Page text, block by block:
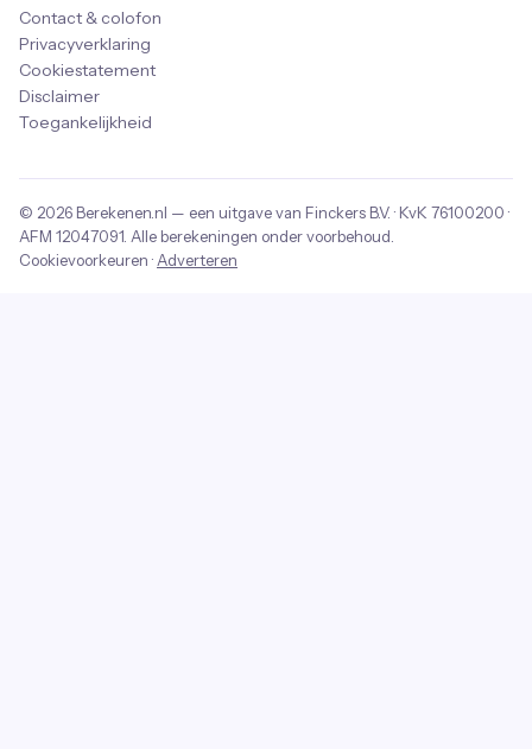
Contact & colofon
Privacyverklaring
Cookiestatement
Disclaimer
Toegankelijkheid
© 2026 Berekenen.nl — een uitgave van Finckers B.V. · KvK 76100200 ·
AFM 12047091 . Alle berekeningen onder voorbehoud.
Cookievoorkeuren · Adverteren